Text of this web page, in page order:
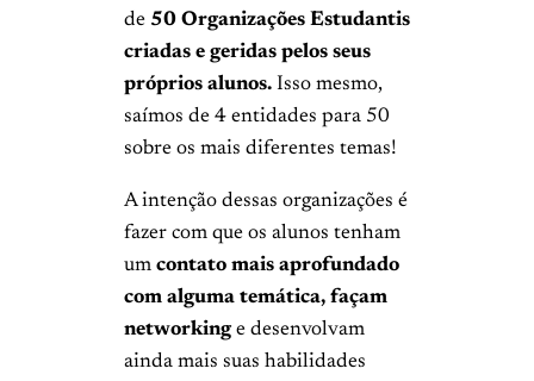
de 50 Organizações Estudantis
criadas e geridas pelos seus
próprios alunos. Isso mesmo,
saímos de 4 entidades para 50
sobre os mais diferentes temas!
A intenção dessas organizações é
fazer com que os alunos tenham
um contato mais aprofundado
com alguma temática, façam
networkinge desenvolvam
ainda mais suas habilidades